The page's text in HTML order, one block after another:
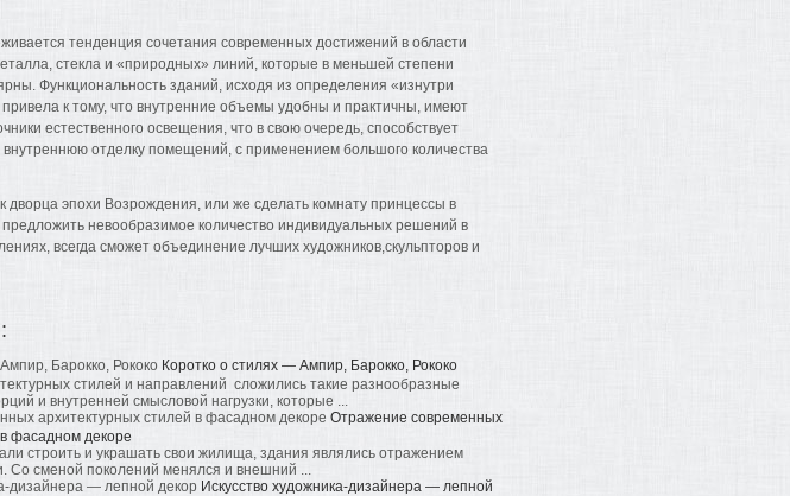
тенденция сочетания современных достижений в области
стекла и «природных» линий, которые в меньшей степени
Функциональность зданий, исходя из определения «изнутри
к тому, что внутренние объемы удобны и практичны, имеют
естественного освещения, что в свою очередь, способствует
отделку помещений, с применением большого количества
дворца эпохи Возрождения, или же сделать комнату принцессы в
предложить невообразимое количество индивидуальных решений в
всегда сможет объединение лучших художников,скульпторов и
Коротко о стилях — Ампир, Барокко, Рококо
стилей и направлений сложились такие разнообразные
и внутренней смысловой нагрузки, которые ...
Отражение современных
фасадном декоре
строить и украшать свои жилища, здания являлись отражением
Со сменой поколений менялся и внешний ...
Искусство художника-дизайнера — лепной